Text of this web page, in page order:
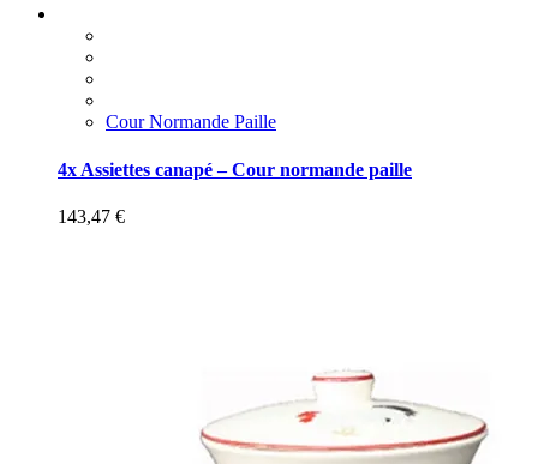
Cour Normande Paille
4x Assiettes canapé – Cour normande paille
143,47 €